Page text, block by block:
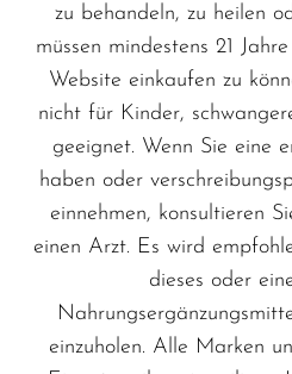
zu behandeln, zu heilen
müssen mindestens 21
Website einkaufen zu
nicht für Kinder,
geeignet. Wenn Sie eine
haben oder
einnehmen, konsultieren
einen Arzt. Es wird
dieses oder
einzuholen. Alle Marken